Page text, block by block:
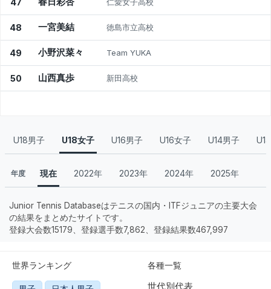
47
48 一宮美結 徳島市立高校
49 小野沢菜々 Team YUKA
50 山西真歩 新田高校
U18男子 U18女子 U16男子 U16女子 U14男子
年度 現在 2022年 2023年 2024年 2025年
Junior Tennis Databaseはテニスの国内・ITFジュニアの主要大会
の結果をまとめたサイトです。
登録大会数15179、登録選手数7,862、登録結果数467,997
世界ランキング 各種一覧
世代別代表